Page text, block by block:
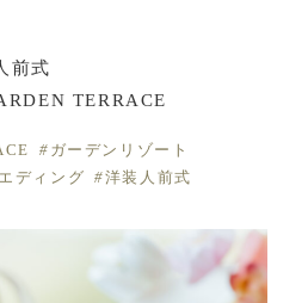
前式
TERRACE
ガーデンリゾート
ディング
洋装人前式